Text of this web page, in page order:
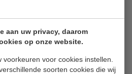
aan uw privacy, daarom
op onze website.
voor cookies instellen.
soorten cookies die wij
plaatsvinden op zaterdag 5
Open Texas Scramble, waarin de
Pro-team, dat versterkt wordt met
2024: Maarten ter Laak.